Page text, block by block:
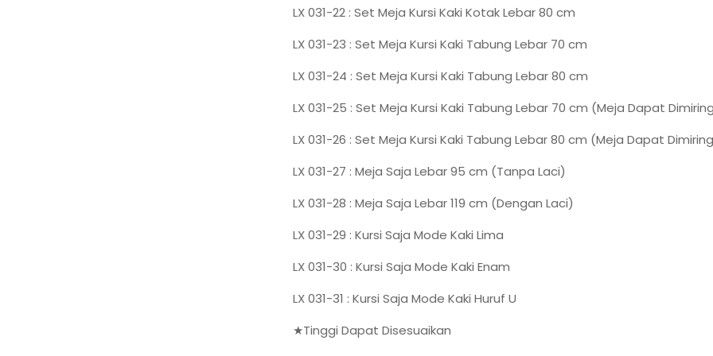
LX 031-22 : Set Meja Kursi Kaki Kotak Lebar 80 cm
LX 031-23 : Set Meja Kursi Kaki Tabung Lebar 70 cm
LX 031-24 : Set Meja Kursi Kaki Tabung Lebar 80 cm
LX 031-25 : Set Meja Kursi Kaki Tabung Lebar 70 cm (Meja Dapat
LX 031-26 : Set Meja Kursi Kaki Tabung Lebar 80 cm (Meja Dapat
LX 031-27 : Meja Saja Lebar 95 cm (Tanpa Laci)
LX 031-28 : Meja Saja Lebar 119 cm (Dengan Laci)
LX 031-29 : Kursi Saja Mode Kaki Lima
LX 031-30 : Kursi Saja Mode Kaki Enam
LX 031-31 : Kursi Saja Mode Kaki Huruf U
★Tinggi Dapat Disesuaikan